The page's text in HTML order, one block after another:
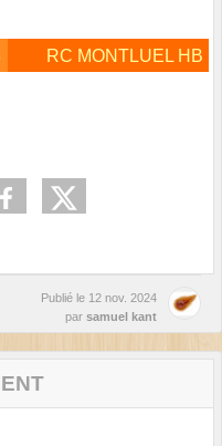
RC MONTLUEL HB
Publié le 12 nov. 2024
par samuel kant